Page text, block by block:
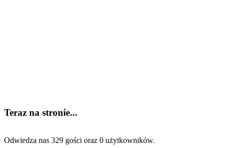
Teraz na stronie...
Odwiedza nas 329 gości oraz 0 użytkowników.